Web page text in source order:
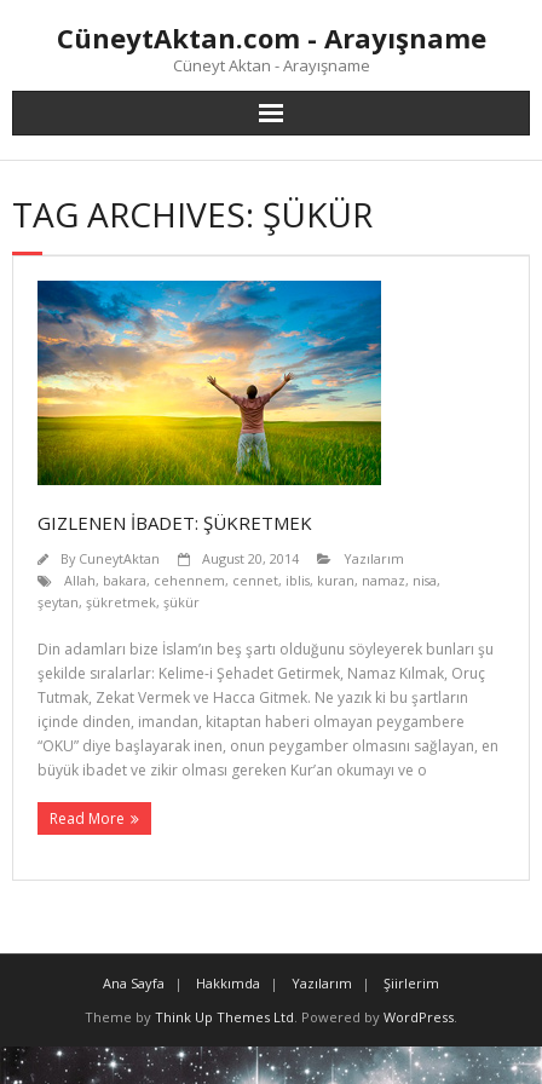
CüneytAktan.com - Arayışname
Cüneyt Aktan - Arayışname
TAG ARCHIVES: ŞÜKÜR
GIZLENEN İBADET: ŞÜKRETMEK
By CuneytAktan August 20, 2014
Yazılarım
Allah, bakara, cehennem, cennet, iblis, kuran, namaz, nisa,
şeytan, şükretmek, şükür
Din adamları bize İslam’ın beş şartı olduğunu söyleyerek bunları şu
şekilde sıralarlar: Kelime-i Şehadet Getirmek, Namaz Kılmak, Oruç
Tutmak, Zekat Vermek ve Hacca Git­mek. Ne yazık ki bu şartların
içinde dinden, imandan, kitaptan haberi olmayan peygambere
“OKU” diye başlayarak inen, onun peygamber olmasını sağlayan, en
büyük ibadet ve zikir olması gereken Kur’an okumayı ve o
Read More
Ana Sayfa Hakkımda Yazılarım
Şiirlerim
Theme by Think Up Themes Ltd. Powered by WordPress.